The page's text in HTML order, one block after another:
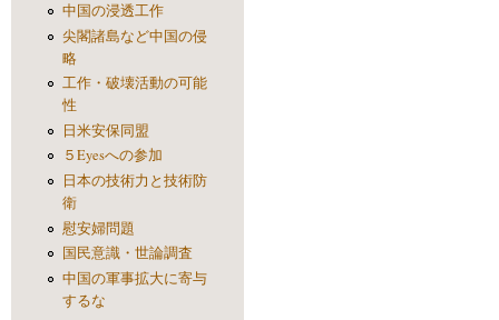
中国の浸透工作
尖閣諸島など中国の侵
略
工作・破壊活動の可能
性
日米安保同盟
５Eyesへの参加
日本の技術力と技術防
衛
慰安婦問題
国民意識・世論調査
中国の軍事拡大に寄与
するな